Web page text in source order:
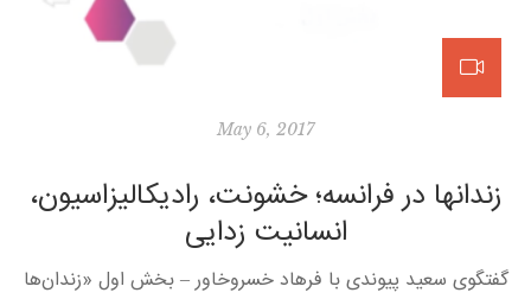
May 6, 2017
زندانها در فرانسه؛ خشونت، رادیکالیزاسیون،
انسانیت زدایی
گفتگوی سعید پیوندی با فرهاد خسروخاور – بخش اول «زندان‌ها